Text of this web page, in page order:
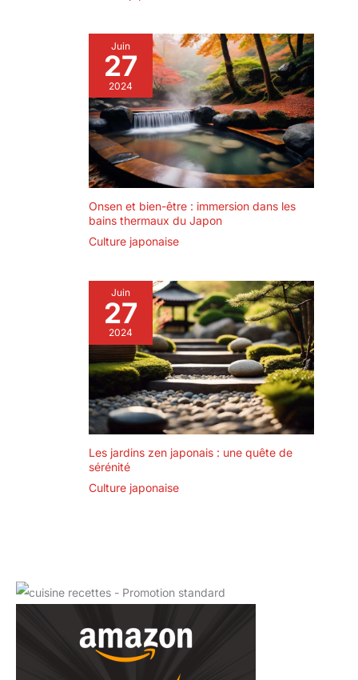
Juin
27
2024
Onsen et bien-être : immersion dans les
bains thermaux du Japon
Culture japonaise
Juin
27
2024
Les jardins zen japonais : une quête de
sérénité
Culture japonaise